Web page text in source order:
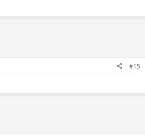
#15